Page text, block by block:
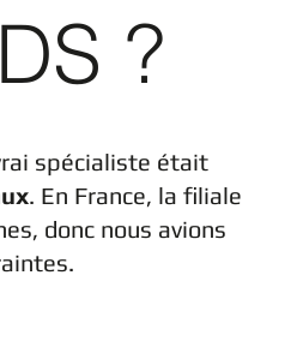
?
spécialiste était
. En France, la filiale
donc nous avions